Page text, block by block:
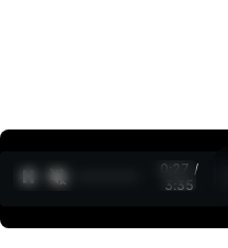
0:27 /
3:35